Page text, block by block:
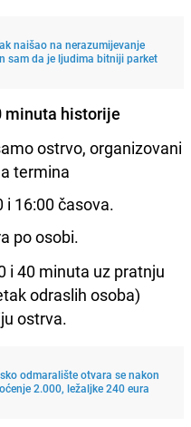
naišao na nerazumijevanje
sam da je ljudima bitniji parket
minuta historije
ostrvo, organizovani
termina
i 16:00 časova.
po osobi.
i 40 minuta uz pratnju
odraslih osoba)
ostrva.
odmaralište otvara se nakon
2.000, ležaljke 240 eura